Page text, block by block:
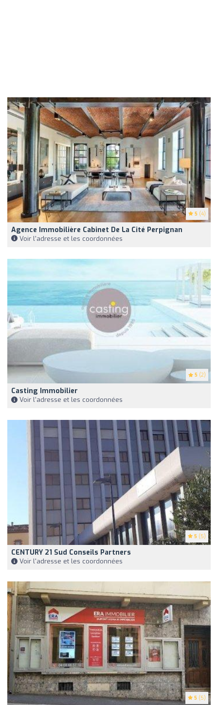
5 (4)
Agence Immobilière Cabinet De La Cité Perpignan
Voir l'adresse et les coordonnées
5 (2)
Casting Immobilier
Voir l'adresse et les coordonnées
5 (5)
CENTURY 21 Sud Conseils Partners
Voir l'adresse et les coordonnées
5 (5)